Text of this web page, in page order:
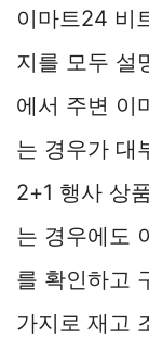
이마트24 비
지를 모두 설
에서 주변 이
는 경우가 대
2+1 행사 상
는 경우에도
를 확인하고
가지로 재고